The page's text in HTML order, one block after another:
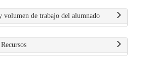
volumen de trabajo del alumnado